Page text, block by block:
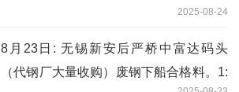
2025-08-24
8月23日: 无锡新安后严桥中富达码头
（代钢厂大量收购）废钢下船合格料。1: